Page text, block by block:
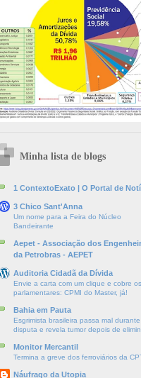
Minha lista de blogs
1 ContextoExato | O Portal de
3 Chico Sant'Anna
Um nome para a Feira do Núcleo
Bandeirante
Aepet - Associação dos
da Petrobras - AEPET
Auditoria Cidadã da Dívida
Envie a carta com um clique e cobre os
parlamentares: CPMI do Master, já!
Bahia em Pauta
Esgrimista brasileira passa mal durante
disputa e revela tumor depois de
Monitor Mercantil
Termina a greve dos ferroviários da
Náufrago da Utopia